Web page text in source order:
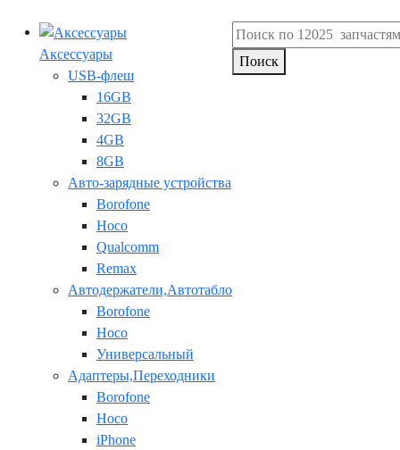
Аксессуары
USB-флеш
16GB
32GB
4GB
8GB
Авто-зарядные устройства
Borofone
Hoco
Qualcomm
Remax
Автодержатели,Автотабло
Borofone
Hoco
Универсальный
Адаптеры,Переходники
Borofone
Hoco
iPhone
Поиск